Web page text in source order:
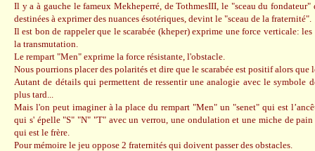
Il y a à gauche le fameux Mekheperré, de TothmesIII, le "sceau du fondateur"
destinées à exprimer des nuances ésotériques, devint le "sceau de la fraternité".
Il est bon de rappeler que le scarabée (kheper) exprime une force verticale:
la transmutation.
Le rempart "Men" exprime la force résistante, l'obstacle.
Nous pourrions placer des polarités et dire que le scarabée est positif alors que
Autant de détails qui permettent de ressentir une analogie avec le symbole
plus tard...
Mais l'on peut imaginer à la place du rempart "Men" un "senet" qui est
qui s' épelle "S" "N" "T" avec un verrou, une ondulation et une miche de
qui est le frère.
Pour mémoire le jeu oppose 2 fraternités qui doivent passer des obstacles.